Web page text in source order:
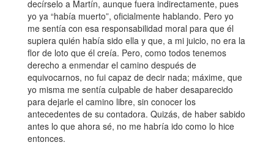
decírselo a Martín, aunque fuera indirectamente, pues
yo ya “había muerto”, oficialmente hablando. Pero yo
me sentía con esa responsabilidad moral para que él
supiera quién había sido ella y que, a mi juicio, no era la
flor de loto que él creía. Pero, como todos tenemos
derecho a enmendar el camino después de
equivocarnos, no fui capaz de decir nada; máxime, que
yo misma me sentía culpable de haber desaparecido
para dejarle el camino libre, sin conocer los
antecedentes de su contadora. Quizás, de haber sabido
antes lo que ahora sé, no me habría ido como lo hice
entonces.